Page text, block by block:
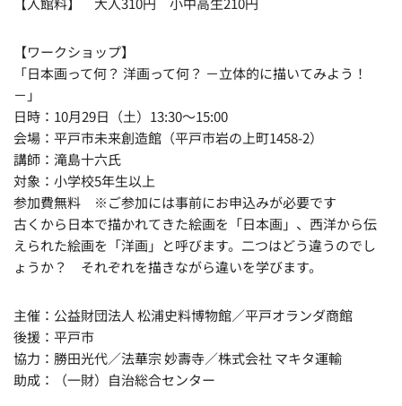
【ワークショップ】
「日本画って何？ 洋画って何？ －立体的に描いてみよう！
－」
日時：10月29日（土）13:30～15:00
会場：平戸市未来創造館（平戸市岩の上町1458-2）
講師：滝島十六氏
対象：小学校5年生以上
参加費無料 ※ご参加には事前にお申込みが必要です
古くから日本で描かれてきた絵画を「日本画」、西洋から伝
えられた絵画を「洋画」と呼びます。二つはどう違うのでし
ょうか？ それぞれを描きながら違いを学びます。
主催：公益財団法人 松浦史料博物館／平戸オランダ商館
後援：平戸市
協力：勝田光代／法華宗 妙壽寺／株式会社 マキタ運輸
助成：（一財）自治総合センター